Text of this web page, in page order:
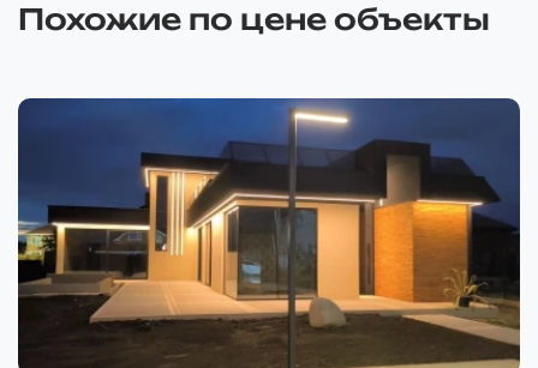
Похожие по цене объекты